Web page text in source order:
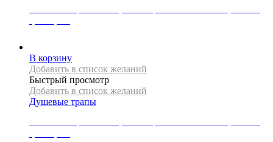
В корзину
Добавить в список желаний
Быстрый просмотр
Добавить в список желаний
Душевые трапы